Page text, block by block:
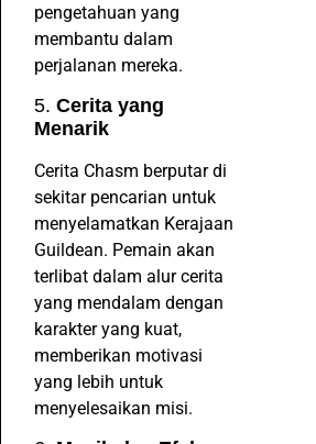
pengetahuan yang
membantu dalam
perjalanan mereka.
5. Cerita yang
Menarik
Cerita Chasm berputar di
sekitar pencarian untuk
menyelamatkan Kerajaan
Guildean. Pemain akan
terlibat dalam alur cerita
yang mendalam dengan
karakter yang kuat,
memberikan motivasi
yang lebih untuk
menyelesaikan misi.